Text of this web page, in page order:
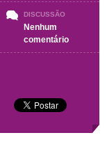
DISCUSSÃO
Nenhum
comentárioem
BOA